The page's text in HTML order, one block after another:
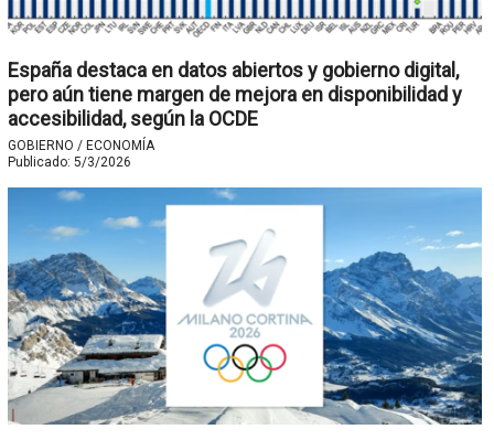
España destaca en datos abiertos y gobierno digital,
pero aún tiene margen de mejora en disponibilidad y
accesibilidad, según la OCDE
GOBIERNO / ECONOMÍA
Publicado: 5/3/2026